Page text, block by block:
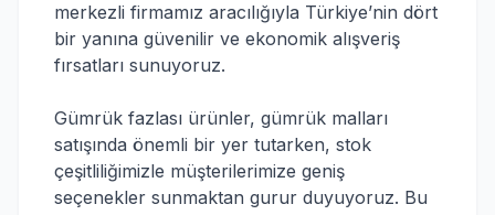
merkezli firmamız aracılığıyla Türkiye’nin dört
bir yanına güvenilir ve ekonomik alışveriş
fırsatları sunuyoruz.
Gümrük fazlası ürünler, gümrük malları
satışında önemli bir yer tutarken, stok
çeşitliliğimizle müşterilerimize geniş
seçenekler sunmaktan gurur duyuyoruz. Bu